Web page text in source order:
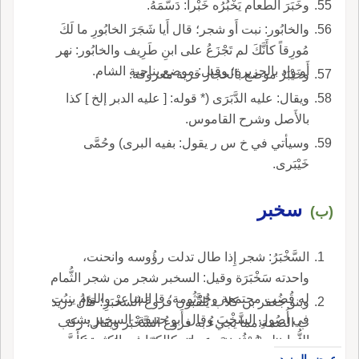
وخَبَرَ الطعام يَخْبُرُه خَبْراً: دَسَّمَهُ.
والخابُور: نبت أَو شجر؛ قال أَيا شَجَرَ الخابُورِ ما لَكَ
مُورِقاً كأَنَّكَ لم تَجْزَعُ على ابنِ طَرِيف والخابُور: نهر
أَو واد بالجزيرة؛ وقيل: موضع بناحية الشام.
وخَيْبَرُ موضع بالحجاز قرية معروفة.
ويقال: عليه الدَّبَرَى (* قوله: [ عليه الدبر إلخ ] كذا
بالأَصل وشرح القاموس.
وسيأتي في خ س ر يقول: بفيه البرى) وحُمَّى
خَيْبَرى.
(ب) سخبر
السَّخْبَرُ: شجر إِذا طال تدلت رؤُوسه وانحنت،
واحدته سَخْبَرَة وقيل: السخبر شجر من شجر الثُّمام
له قُضُب مجتمعة وجُرْثُومة؛ قا الشاعر واللؤمُ ينبُت
في أُصُولِ السَّخْبَ وقال أَبو حنيفة: السخبر يشبه
الثُّمام له جُرْثُومة وعيدانه كالكرّا في الكثرة كأَنَّ
وبنو جعفر بن كلاب يُلقَّبون فروعَ السخْبَرِ؛ قال دريد
ب الصمة:مما يجيءُ به فروعُ السَّخْبَر ويقال: ركب
فلان السخْبَرَ إِذا غَدَرَ؛ قال حسان ابن ثابت إِنْ